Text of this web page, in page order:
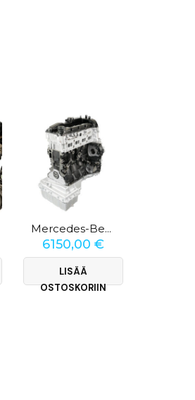
Mercedes-Benz Sprinter 310 CDI
6150,00 €
LISÄÄ
OSTOSKORIIN